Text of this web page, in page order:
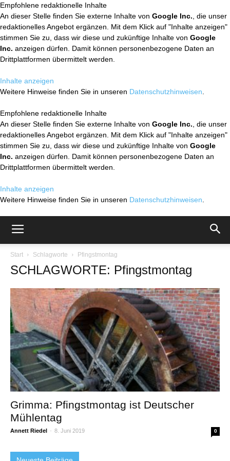
Empfohlene redaktionelle Inhalte
An dieser Stelle finden Sie externe Inhalte von Google Inc. , die unser
redaktionelles Angebot ergänzen. Mit dem Klick auf "Inhalte anzeigen"
stimmen Sie zu, dass wir diese und zukünftige Inhalte von Google
Inc. anzeigen dürfen. Damit können personenbezogene Daten an
Drittplattformen übermittelt werden.
Inhalte anzeigen
Weitere Hinweise finden Sie in unseren Datenschutzhinweisen
Empfohlene redaktionelle Inhalte
An dieser Stelle finden Sie externe Inhalte von Google Inc. , die unser
redaktionelles Angebot ergänzen. Mit dem Klick auf "Inhalte anzeigen"
stimmen Sie zu, dass wir diese und zukünftige Inhalte von Google
Inc. anzeigen dürfen. Damit können personenbezogene Daten an
Drittplattformen übermittelt werden.
Inhalte anzeigen
Weitere Hinweise finden Sie in unseren Datenschutzhinweisen
Start Schlagworte Pfingstmontag
SCHLAGWORTE: Pfingstmontag
Grimma: Pfingstmontag ist Deutscher
Mühlentag
Annett Riedel - 8. Juni 2019 0